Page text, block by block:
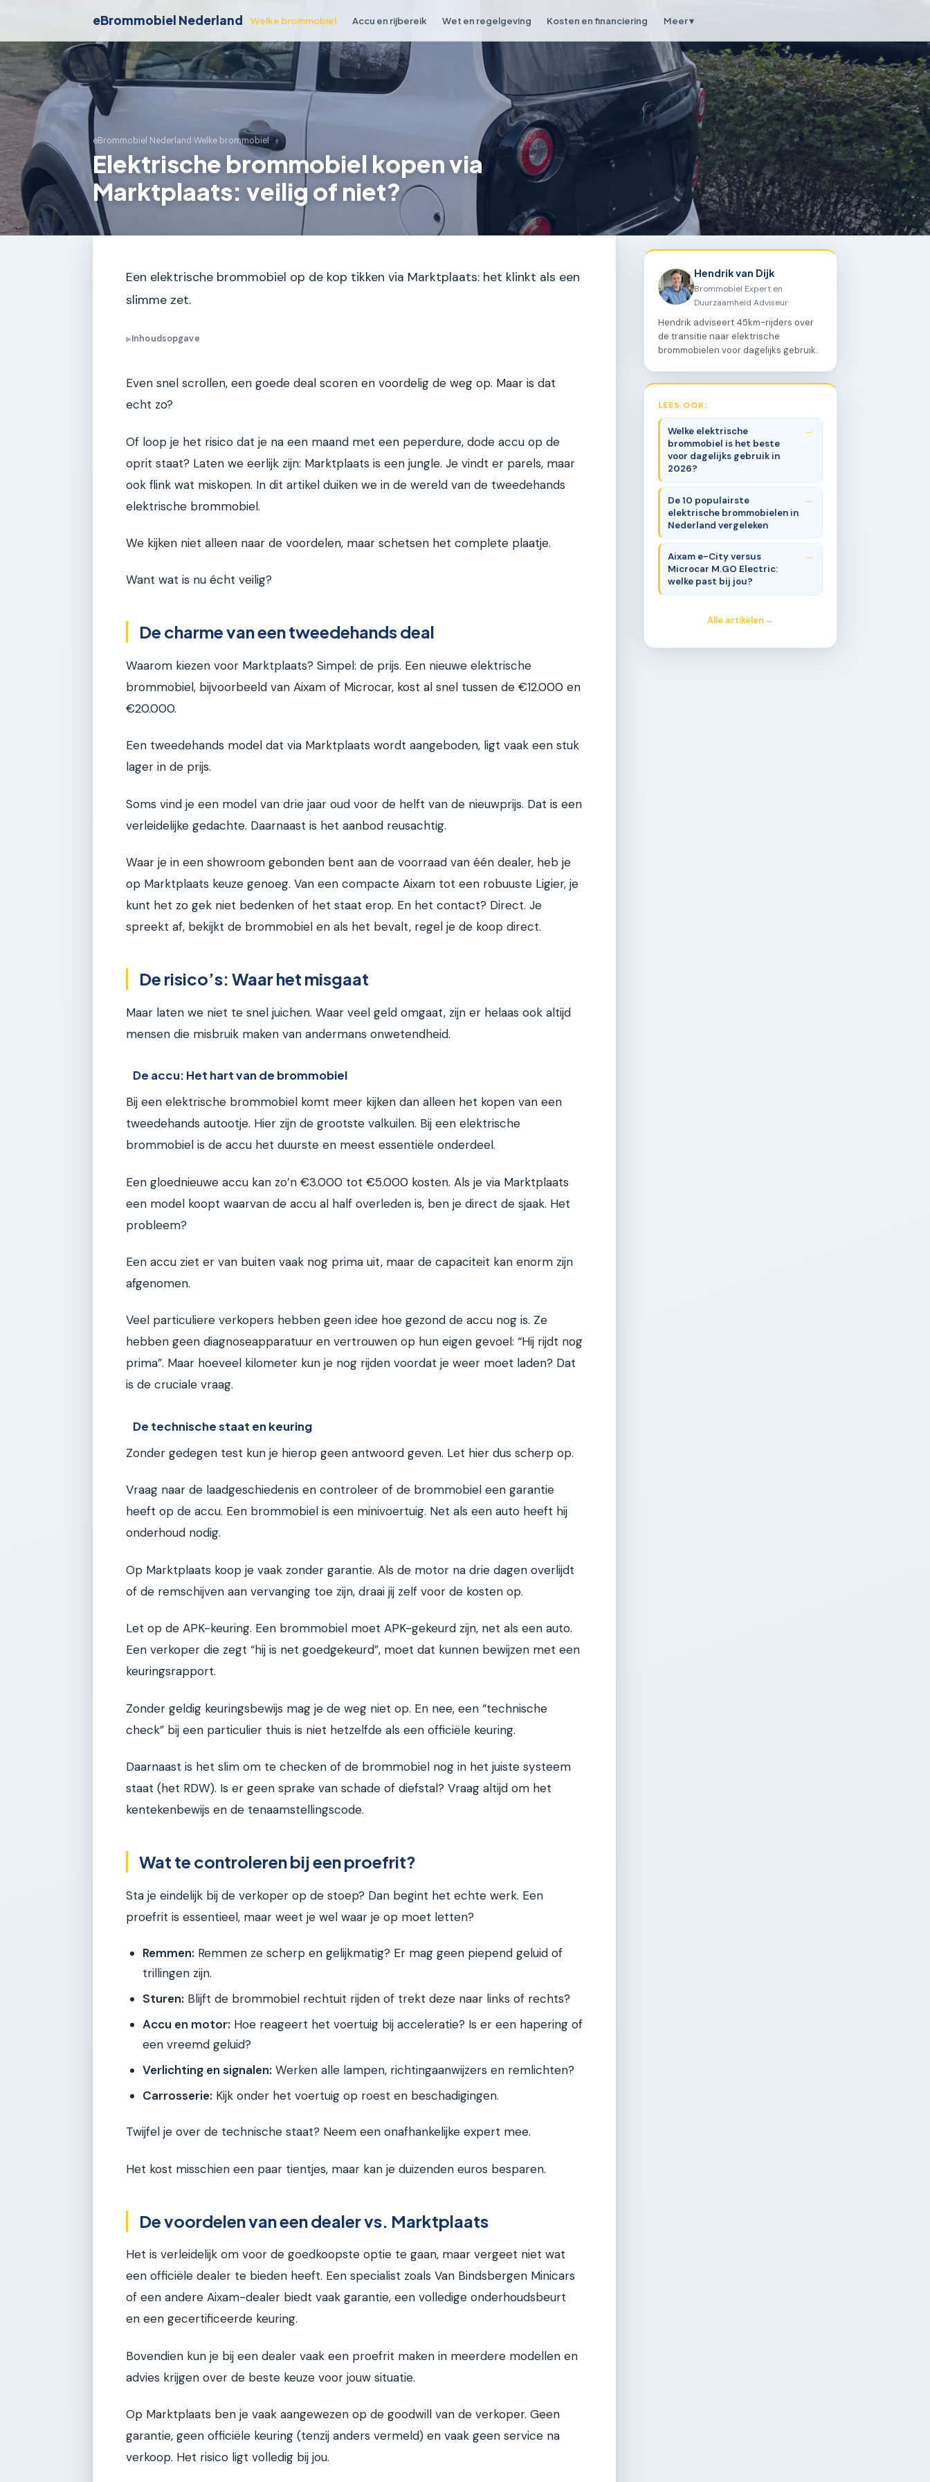
eBrommobiel Nederland Welke brommobiel Accu en rijbereik Wet en regelgeving Kosten en financiering Meer ▾
eBrommobiel Nederland›Welke brommobiel
Elektrische brommobiel kopen via
Marktplaats: veilig of niet?
Een elektrische brommobiel op de kop tikken via Marktplaats: het klinkt als een
slimme zet.
▶Inhoudsopgave
Even snel scrollen, een goede deal scoren en voordelig de weg op. Maar is dat
echt zo?
Of loop je het risico dat je na een maand met een peperdure, dode accu op de
oprit staat? Laten we eerlijk zijn: Marktplaats is een jungle. Je vindt er parels, maar
ook flink wat miskopen. In dit artikel duiken we in de wereld van de tweedehands
elektrische brommobiel.
We kijken niet alleen naar de voordelen, maar schetsen het complete plaatje.
Want wat is nu écht veilig?
De charme van een tweedehands deal
Waarom kiezen voor Marktplaats? Simpel: de prijs. Een nieuwe elektrische
brommobiel, bijvoorbeeld van Aixam of Microcar, kost al snel tussen de €12.000 en
€20.000.
Een tweedehands model dat via Marktplaats wordt aangeboden, ligt vaak een stuk
lager in de prijs.
Soms vind je een model van drie jaar oud voor de helft van de nieuwprijs. Dat is een
verleidelijke gedachte. Daarnaast is het aanbod reusachtig.
Waar je in een showroom gebonden bent aan de voorraad van één dealer, heb je
op Marktplaats keuze genoeg. Van een compacte Aixam tot een robuuste Ligier, je
kunt het zo gek niet bedenken of het staat erop. En het contact? Direct. Je
spreekt af, bekijkt de brommobiel en als het bevalt, regel je de koop direct.
De risico’s: Waar het misgaat
Maar laten we niet te snel juichen. Waar veel geld omgaat, zijn er helaas ook altijd
mensen die misbruik maken van andermans onwetendheid.
De accu: Het hart van de brommobiel
Bij een elektrische brommobiel komt meer kijken dan alleen het kopen van een
tweedehands autootje. Hier zijn de grootste valkuilen. Bij een elektrische
brommobiel is de accu het duurste en meest essentiële onderdeel.
Een gloednieuwe accu kan zo’n €3.000 tot €5.000 kosten. Als je via Marktplaats
een model koopt waarvan de accu al half overleden is, ben je direct de sjaak. Het
probleem?
Een accu ziet er van buiten vaak nog prima uit, maar de capaciteit kan enorm zijn
afgenomen.
Veel particuliere verkopers hebben geen idee hoe gezond de accu nog is. Ze
hebben geen diagnoseapparatuur en vertrouwen op hun eigen gevoel: “Hij rijdt nog
prima”. Maar hoeveel kilometer kun je nog rijden voordat je weer moet laden? Dat
is de cruciale vraag.
De technische staat en keuring
Zonder gedegen test kun je hierop geen antwoord geven. Let hier dus scherp op.
Vraag naar de laadgeschiedenis en controleer of de brommobiel een garantie
heeft op de accu. Een brommobiel is een minivoertuig. Net als een auto heeft hij
onderhoud nodig.
Op Marktplaats koop je vaak zonder garantie. Als de motor na drie dagen overlijdt
of de remschijven aan vervanging toe zijn, draai jij zelf voor de kosten op.
Let op de APK-keuring. Een brommobiel moet APK-gekeurd zijn, net als een auto.
Een verkoper die zegt “hij is net goedgekeurd”, moet dat kunnen bewijzen met een
keuringsrapport.
Zonder geldig keuringsbewijs mag je de weg niet op. En nee, een “technische
check” bij een particulier thuis is niet hetzelfde als een officiële keuring.
Daarnaast is het slim om te checken of de brommobiel nog in het juiste systeem
staat (het RDW). Is er geen sprake van schade of diefstal? Vraag altijd om het
kentekenbewijs en de tenaamstellingscode.
Wat te controleren bij een proefrit?
Sta je eindelijk bij de verkoper op de stoep? Dan begint het echte werk. Een
proefrit is essentieel, maar weet je wel waar je op moet letten?
Remmen: Remmen ze scherp en gelijkmatig? Er mag geen piepend geluid of
trillingen zijn.
Sturen: Blijft de brommobiel rechtuit rijden of trekt deze naar links of rechts?
Accu en motor: Hoe reageert het voertuig bij acceleratie? Is er een hapering of
een vreemd geluid?
Verlichting en signalen: Werken alle lampen, richtingaanwijzers en remlichten?
Carrosserie: Kijk onder het voertuig op roest en beschadigingen.
Twijfel je over de technische staat? Neem een onafhankelijke expert mee.
Het kost misschien een paar tientjes, maar kan je duizenden euros besparen.
De voordelen van een dealer vs. Marktplaats
Het is verleidelijk om voor de goedkoopste optie te gaan, maar vergeet niet wat
een officiële dealer te bieden heeft. Een specialist zoals Van Bindsbergen Minicars
of een andere Aixam-dealer biedt vaak garantie, een volledige onderhoudsbeurt
en een gecertificeerde keuring.
Bovendien kun je bij een dealer vaak een proefrit maken in meerdere modellen en
advies krijgen over de beste keuze voor jouw situatie.
Op Marktplaats ben je vaak aangewezen op de goodwill van de verkoper. Geen
garantie, geen officiële keuring (tenzij anders vermeld) en vaak geen service na
verkoop. Het risico ligt volledig bij jou.
Hendrik van Dijk
Brommobiel Expert en
Duurzaamheid Adviseur
Hendrik adviseert 45km-rijders over
de transitie naar elektrische
brommobielen voor dagelijks gebruik.
LEES OOK:
Welke elektrische
brommobiel is het beste
voor dagelijks gebruik in
2026?
De 10 populairste
elektrische brommobielen in
Nederland vergeleken
Aixam e-City versus
Microcar M.GO Electric:
welke past bij jou?
Alle artikelen